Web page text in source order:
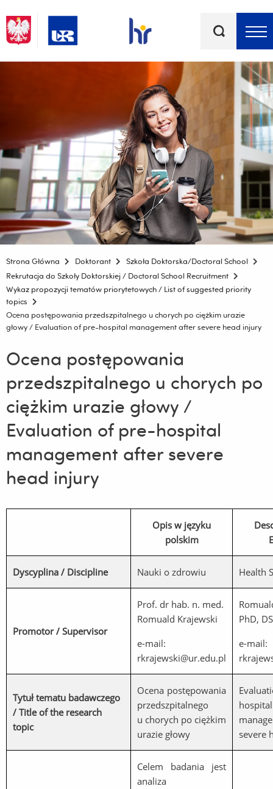
kluczowe
Strona Główna Doktorant
Szkoła Doktorska/Doctoral School
Rekrutacja do Szkoły Doktorskiej / Doctoral School Recruitment
Wykaz propozycji tematów priorytetowych / List of suggested priority
topics
Ocena postępowania przedszpitalnego u chorych po ciężkim urazie
głowy / Evaluation of pre-hospital management after severe head injury
Ocena postępowania
przedszpitalnego u chorych po
ciężkim urazie głowy /
Evaluation of pre-hospital
management after severe
head injury
Opis w języku
polskim
Dyscyplina / Discipline Nauki o zdrowiu Health
Promotor / Supervisor
Prof. dr hab. n. med.
Romuald Krajewski
e-mail:
rkrajewski@ur.edu.pl
PhD,
e-mail:
Tytuł tematu badawczego
/ Title of the research
topic
Ocena postępowania
przedszpitalnego
u chorych po ciężkim
urazie głowy
hospital
severe
Celem badania jest
analiza